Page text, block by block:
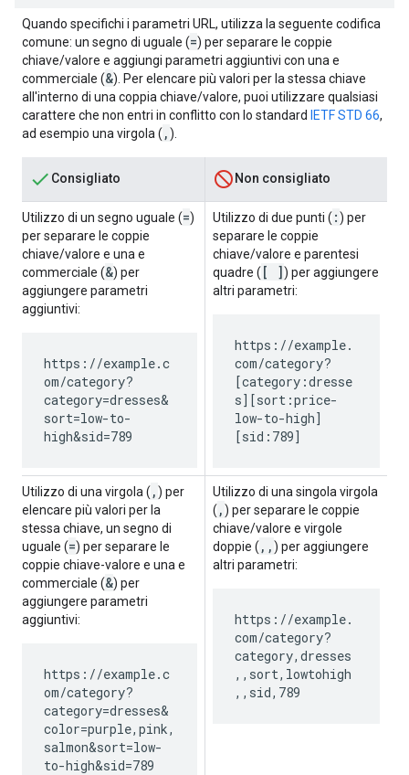
Quando specifichi i parametri URL, utilizza la seguente codifica
comune: un segno di uguale (=) per separare le coppie
chiave/valore e aggiungi parametri aggiuntivi con una e
commerciale (&). Per elencare più valori per la stessa chiave
all'interno di una coppia chiave/valore, puoi utilizzare qualsiasi
carattere che non entri in conflitto con lo standard
IETF STD 66,
ad esempio una virgola ( ,).
Consigliato Non consigliato
Utilizzo di un segno uguale (=)
per separare le coppie
chiave/valore e una e
commerciale (&) per
aggiungere parametri
aggiuntivi:
https://example.c
om/category?
category=dresses&
sort=low-to-
high&sid=789
Utilizzo di due punti ( :) per
separare le coppie
chiave/valore e parentesi
quadre ( [ ]) per aggiungere
altri parametri:
https://example.
com/category?
[category:dresse
s][sort:price-
low-to-high]
[sid:789]
Utilizzo di una virgola ( ,) per
elencare più valori per la
stessa chiave, un segno di
uguale (=) per separare le
coppie chiave-valore e una e
commerciale (&) per
aggiungere parametri
aggiuntivi:
https://example.c
om/category?
category=dresses&
color=purple,pink,
salmon&sort=low-
to-high&sid=789
Utilizzo di una singola virgola
( ,) per separare le coppie
chiave/valore e virgole
doppie ( , ,) per aggiungere
altri parametri:
https://example.
com/category?
category,dresses
,,sort,lowtohigh
,,sid,789